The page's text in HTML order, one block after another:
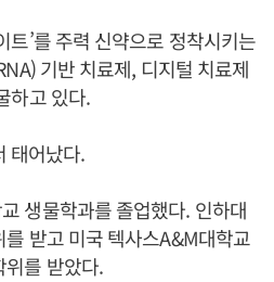
트’를 주력 신약으로 정착시키는
기반 치료제, 디지털 치료제
하고 있다.
태어났다.
생물학과를 졸업했다. 인하대
받고 미국 텍사스A&M대학교
를 받았다.